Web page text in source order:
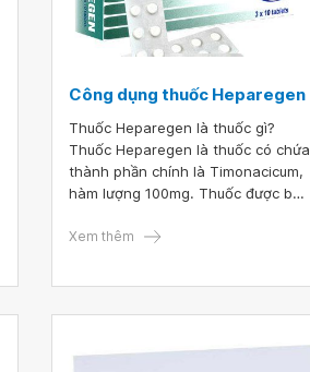
Công dụng thuốc Heparegen
Thuốc Heparegen là thuốc gì?
Thuốc Heparegen là thuốc có chứa
thành phần chính là Timonacicum,
hàm lượng 100mg. Thuốc được bào
dụng hỗ trợ điều trị viêm gan virus,
Xem thêm